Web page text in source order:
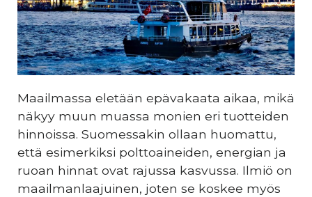
Maailmassa eletään epävakaata aikaa, mikä
näkyy muun muassa monien eri tuotteiden
hinnoissa. Suomessakin ollaan huomattu,
että esimerkiksi polttoaineiden, energian ja
ruoan hinnat ovat rajussa kasvussa. Ilmiö on
maailmanlaajuinen, joten se koskee myös